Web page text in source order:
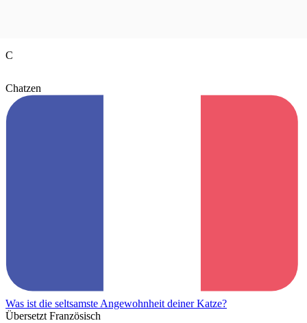
C
Chatzen
Was ist die seltsamste Angewohnheit deiner Katze?
Übersetzt Französisch